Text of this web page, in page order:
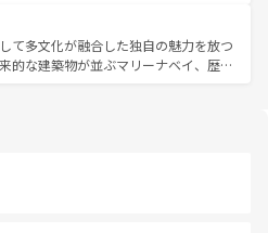
中温暖で、どの季節にも異なる楽しみ
みやすいタイの人々、仏教を中心とし
な観光資源が、訪れる旅人を魅了し続
感動するはず。観光スポットが密集し
どころを回れるのも魅力。息をのむよ
な体験まで、香港を存分に楽しみ尽く
て多文化が融合した独自の魅力を放つ
的な建築物が並ぶマリーナベイ、歴史
元の風情を楽しめる外せないスポット